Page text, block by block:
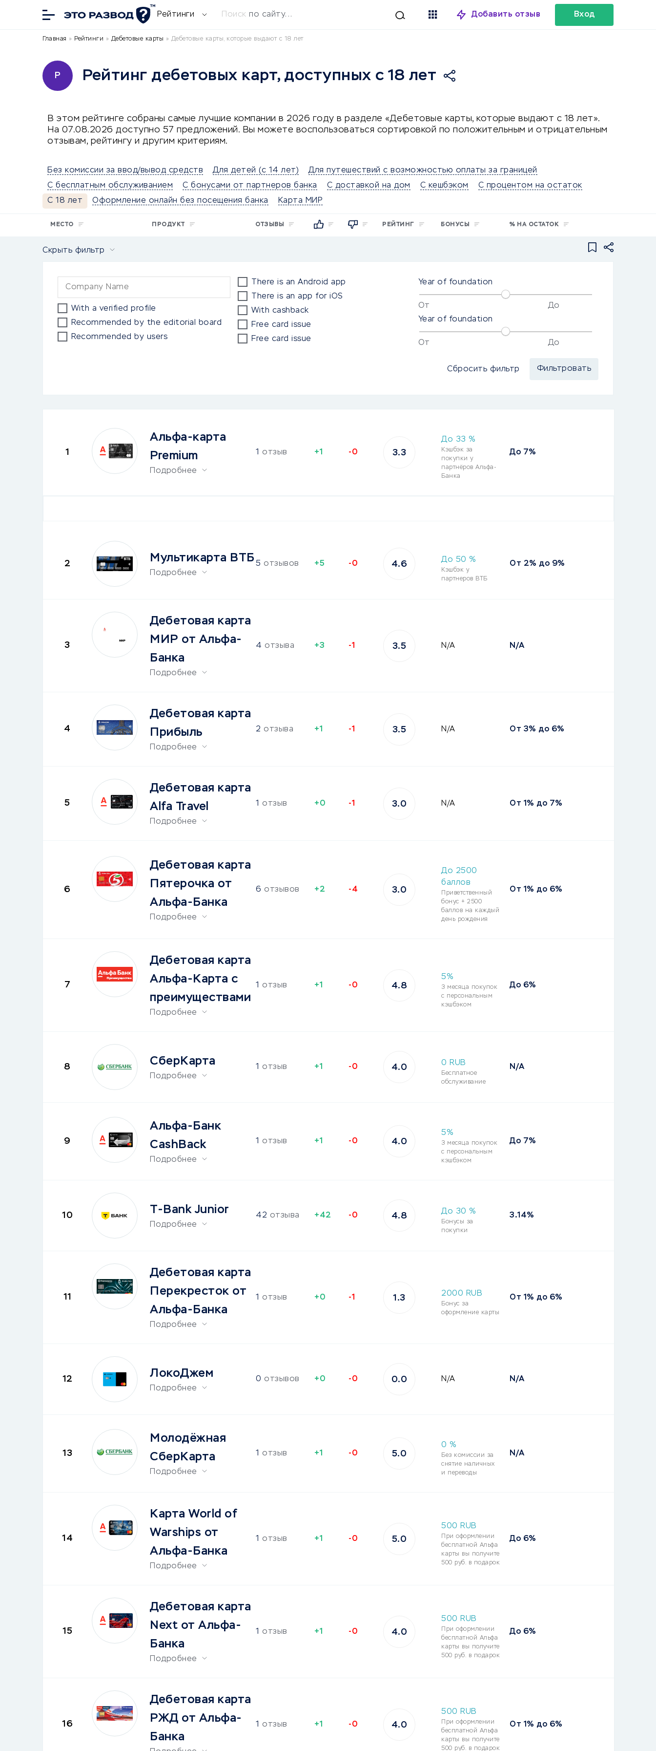
Рейтинги Поиск по сайту... Добавить отзыв Вход
Главная » Рейтинги » Дебетовые карты » Дебетовые карты, которые выдают с 18 лет
Р Рейтинг дебетовых карт, доступных с 18 лет
В этом рейтинге собраны самые лучшие компании в 2026 году в разделе «Дебетовые карты, которые выдают с 18 лет».
На 07.08.2026 доступно 57 предложений. Вы можете воспользоваться сортировкой по положительным и отрицательным
отзывам, рейтингу и другим критериям.
Без комиссии за ввод/вывод средств Для детей (с 14 лет)
Для путешествий с возможностью оплаты за границей
С бесплатным обслуживанием
С бонусами от партнеров банка С доставкой на дом С кешбэком
С процентом на остаток
С 18 лет
Оформление онлайн без посещения банка Карта МИР
МЕСТО ПРОДУКТ ОТЗЫВЫ РЕЙТИНГ БОНУСЫ % НА ОСТАТОК
Скрыть фильтр
With a verified profile
Recommended by the editorial board
Recommended by users
There is an Android app
There is an app for iOS
With cashback
Free card issue
Free card issue
Year of foundation
От
До
Year of foundation
От До
Сбросить фильтр
1
Альфа-карта
Premium
Подробнее
1 отзыв +1 -0 3.3
До 33 %
Кэшбэк за
покупки у
партнёров Альфа-
Банка
До 7%
2 Мультикарта ВТБ
Подробнее
5 отзывов +5 -0 4.6 До 50 %
Кэшбэк у
партнеров ВТБ
От 2% до 9%
3
Дебетовая карта
МИР от Альфа-
Банка
Подробнее
4 отзыва +3 -1 3.5 N/A N/A
4
Дебетовая карта
Прибыль
Подробнее
2 отзыва +1 -1 3.5 N/A От 3% до 6%
5
Дебетовая карта
Alfa Travel
Подробнее
1 отзыв +0 -1 3.0 N/A От 1% до 7%
6
Дебетовая карта
Пятерочка от
Альфа-Банка
Подробнее
6 отзывов +2 -4 3.0
До 2500
баллов
Приветственный
бонус + 2500
баллов на каждый
день рождения
От 1% до 6%
7
Дебетовая карта
Альфа-Карта с
преимуществами
Подробнее
1 отзыв +1 -0 4.8
5%
3 месяца покупок
с персональным
кэшбэком
До 6%
8 СберКарта
Подробнее
1 отзыв +1 -0 4.0 0 RUB
Бесплатное
обслуживание
N/A
9
Альфа-Банк
CashBack
Подробнее
1 отзыв +1 -0 4.0
5%
3 месяца покупок
с персональным
кэшбэком
До 7%
10 T-Bank Junior
Подробнее
42 отзыва +42 -0 4.8 До 30 %
Бонусы за
покупки
3.14%
11
Дебетовая карта
Перекресток от
Альфа-Банка
Подробнее
1 отзыв +0 -1 1.3 2000 RUB
Бонус за
оформление карты
От 1% до 6%
12 ЛокоДжем
Подробнее
0 отзывов +0 -0 0.0 N/A N/A
13
Молодёжная
СберКарта
Подробнее
1 отзыв +1 -0 5.0
0 %
Без комиссии за
снятие наличных
и переводы
N/A
14
Карта World of
Warships от
Альфа-Банка
Подробнее
1 отзыв +1 -0 5.0
500 RUB
При оформлении
бесплатной Альфа
карты вы получите
500 руб. в подарок
До 6%
15
Дебетовая карта
Next от Альфа-
Банка
Подробнее
1 отзыв +1 -0 4.0
500 RUB
При оформлении
бесплатной Альфа
карты вы получите
500 руб. в подарок
До 6%
16
Дебетовая карта
РЖД от Альфа-
Банка
1 отзыв +1 -0 4.0
500 RUB
При оформлении
бесплатной Альфа
карты вы получите
500 руб. в подарок
От 1% до 6%